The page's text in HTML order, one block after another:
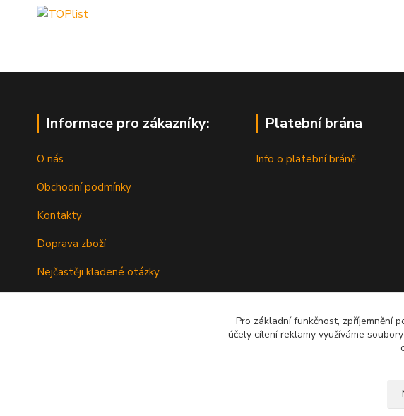
Informace pro zákazníky:
O nás
Obchodní podmínky
Kontakty
Doprava zboží
Nejčastěji kladené otázky
Platební brána
Info o platební bráně
Pro základní funkčnost, zpříjemnění
účely cílení reklamy využíváme